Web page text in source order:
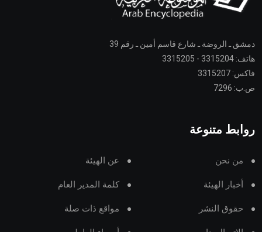
دمشق ـ الروضة ـ شارع قاسم أمين ـ رقم 39
هاتف: 3315204 - 3315205
فاكس: 3315207
ص.ب: 7296
روابط متنوعة
من نحن عن الهيئة
أخبار الهيئة كلمة المدير العام
حقوق النشر مواقع ذات صلة